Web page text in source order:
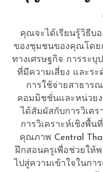
ระบาดอ
คุณจะได้เรียนรู้วิธีบอกเล่าเรื่องราวทางเศรษฐกิจ
ของชุมชนของคุณโดย
ทางเศรษฐกิจ การระบุ
ที่มีความเสี่ยง และร
การใช้จ่ายสาธาร
คอมมิชชั่นและหน่วย
ได้สัมผัสกับการวิเค
การวิเคราะห์เชิงพื้น
คุณภาพ Central
ฝึกสอนครูเพื่อช่วยให้
ไปสู่ความเข้าใจในกา